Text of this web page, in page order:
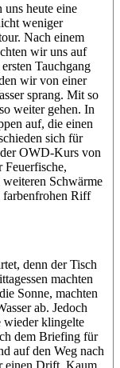
heute eine
weniger
Nach einem
wir uns auf
Tauchgang
wir von einer
sprang. Mit so
weiter gehen. In
auf, die einen
sich für
der OWD-Kurs von
Feuerfische,
Schwärme
farbenfrohen Riff
denn der Tisch
machten
Sonne, machten
ab. Jedoch
wieder klingelte
dem Briefing für
auf den Weg nach
einen Drift. Kaum